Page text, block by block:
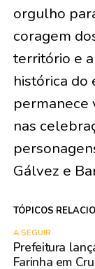
orgulho
coragem
território e
histórica do
permanece
nas
Gálvez e
TÓPICOS
A SEGUIR
Prefeitura
Farinha em